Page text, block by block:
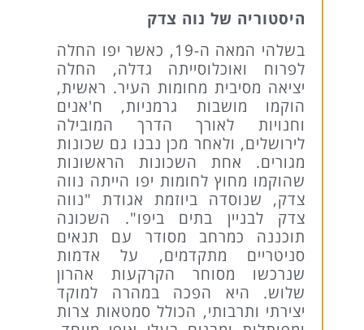
היסטוריה של נוה צדק
בשלהי המאה ה-19, כאשר יפו החלה
לפרוח ואוכלוסייתה גדלה, החלה
יציאה מסיבית מחומות העיר. ראשית,
הוקמו מושבות גרמניות, ח'אנים
וחנויות לאורך הדרך המובילה
לירושלים, ולאחר מכן נבנו גם שכונות
מגורים. אחת השכונות הראשונות
שהוקמו מחוץ לחומות יפו הייתה נווה
צדק, שנוסדה ביוזמת אגודת "נווה
צדק לבניין בתים ביפו". השכונה
תוכננה כמרחב מסודר עם תנאים
סניטריים מתקדמים, על אדמות
שנרכשו מסוחר הקרקעות אהרון
שלוש. היא הפכה במהרה למוקד
יצירתי ותרבותי, הכולל סמטאות צרות